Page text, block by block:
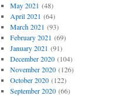
May 2021 (48)
April 2021 (64)
March 2021 (93)
February 2021 (69)
January 2021 (91)
December 2020(104)
November 2020(126)
October 2020(122)
September 2020(66)